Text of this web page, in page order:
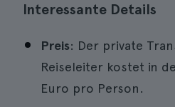
Interessante Details
Preis: Der private
Reiseleiter kostet in
Euro pro Person.